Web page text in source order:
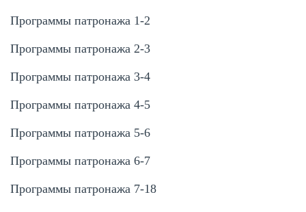
Программы патронажа 1-2
Программы патронажа 2-3
Программы патронажа 3-4
Программы патронажа 4-5
Программы патронажа 5-6
Программы патронажа 6-7
Программы патронажа 7-18